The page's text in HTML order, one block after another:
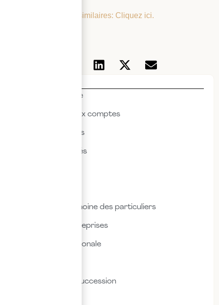
Actualités & veille
Commissariat aux comptes
Droit des affaires
Droit des sociétés
Fiscalité & patrimoine des particuliers
Fiscalité des entreprises
Fiscalité internationale
Transmission & succession
Pour plus d’articles similaires: Cliquez ici.